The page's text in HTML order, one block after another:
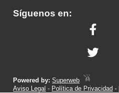
Síguenos en:
Powered by:Superweb
Aviso Legal - Política de Privacidad -